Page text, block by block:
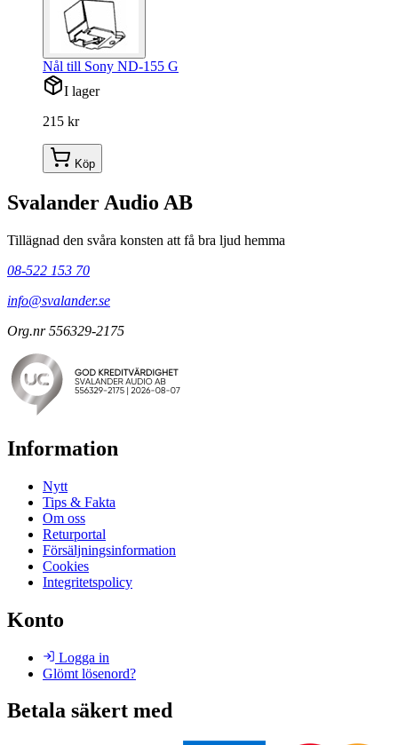
Nål till Sony ND-155 G
I lager
215 kr
Köp
Svalander Audio AB
Tillägnad den svåra konsten att få bra ljud hemma
08-522 153 70
info@svalander.se
Org.nr 556329-2175
Information
Nytt
Tips & Fakta
Om oss
Returportal
Försäljningsinformation
Cookies
Integritetspolicy
Konto
Logga in
Glömt lösenord?
Betala säkert med